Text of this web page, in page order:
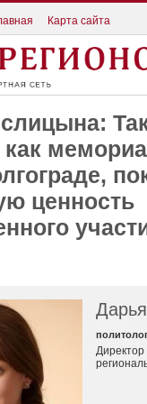
Карта сайта
ценность